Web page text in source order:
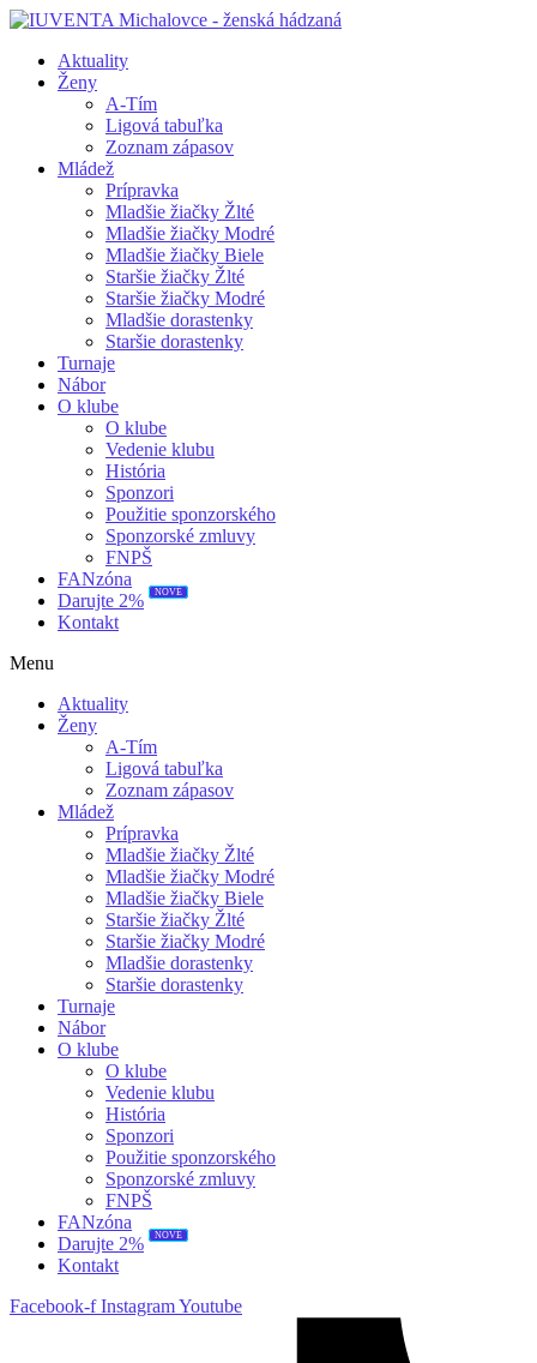
Aktuality
Ženy
A-Tím
Ligová tabuľka
Zoznam zápasov
Mládež
Prípravka
Mladšie žiačky Žlté
Mladšie žiačky Modré
Mladšie žiačky Biele
Staršie žiačky Žlté
Staršie žiačky Modré
Mladšie dorastenky
Staršie dorastenky
Turnaje
Nábor
O klube
O klube
Vedenie klubu
História
Sponzori
Použitie sponzorského
Sponzorské zmluvy
FNPŠ
FANzóna
Darujte 2%
NOVÉ
Kontakt
Menu
Aktuality
Ženy
A-Tím
Ligová tabuľka
Zoznam zápasov
Mládež
Prípravka
Mladšie žiačky Žlté
Mladšie žiačky Modré
Mladšie žiačky Biele
Staršie žiačky Žlté
Staršie žiačky Modré
Mladšie dorastenky
Staršie dorastenky
Turnaje
Nábor
O klube
O klube
Vedenie klubu
História
Sponzori
Použitie sponzorského
Sponzorské zmluvy
FNPŠ
FANzóna
Darujte 2%
NOVÉ
Kontakt
Facebook-f InstagramYoutube